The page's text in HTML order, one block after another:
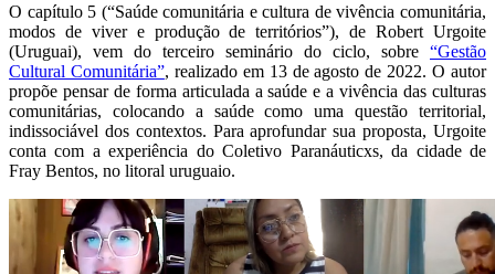
O capítulo 5 (“Saúde comunitária e cultura de vivência comunitária,
modos de viver e produção de territórios”), de Robert Urgoite
(Uruguai), vem do terceiro seminário do ciclo, sobre “Gestão
Cultural Comunitária”, realizado em 13 de agosto de 2022. O autor
propõe pensar de forma articulada a saúde e a vivência das culturas
comunitárias, colocando a saúde como uma questão territorial,
indissociável dos contextos. Para aprofundar sua proposta, Urgoite
conta com a experiência do Coletivo Paranáuticxs, da cidade de
Fray Bentos, no litoral uruguaio.